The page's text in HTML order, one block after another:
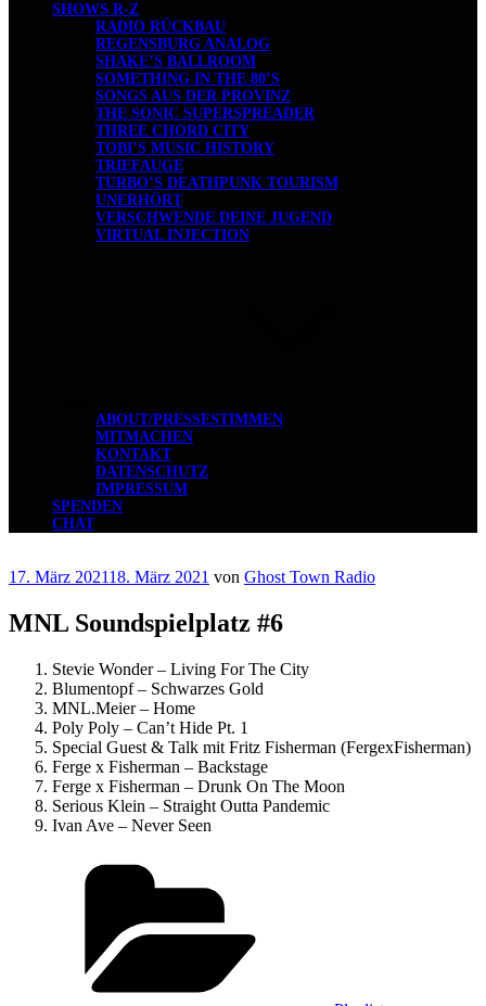
SHOWS R-Z
RADIO RÜCKBAU
REGENSBURG ANALOG
SHAKE’S BALLROOM
SOMETHING IN THE 80’S
SONGS AUS DER PROVINZ
THE SONIC SUPERSPREADER
THREE CHORD CITY
TOBI’S MUSIC HISTORY
TRIEFAUGE
TURBO’S DEATHPUNK TOURISM
UNERHÖRT
VERSCHWENDE DEINE JUGEND
VIRTUAL INJECTION
ABOUT/PRESSESTIMMEN
MITMACHEN
KONTAKT
DATENSCHUTZ
IMPRESSUM
SPENDEN
CHAT
Veröffentlicht
17. März 202118. März 2021 von Ghost Town Radio
MNL Soundspielplatz #6
Stevie Wonder – Living For The City
Blumentopf – Schwarzes Gold
MNL.Meier – Home
Poly Poly – Can’t Hide Pt. 1
Special Guest & Talk mit Fritz Fisherman (FergexFisherman)
Ferge x Fisherman – Backstage
Ferge x Fisherman – Drunk On The Moon
Serious Klein – Straight Outta Pandemic
Ivan Ave – Never Seen